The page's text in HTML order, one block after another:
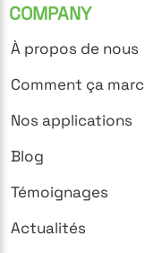
COMPANY
À propos de nous
Comment ça
Nos applications
Blog
Témoignages
Actualités